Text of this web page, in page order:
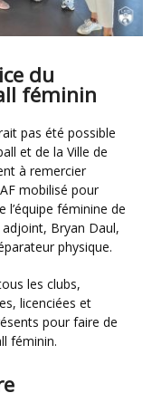
du
féminin
et de la Ville de
à remercier
mobilisé pour
l’équipe féminine de
Bryan Daul,
physique.
licenciées et
pour faire de
féminin.